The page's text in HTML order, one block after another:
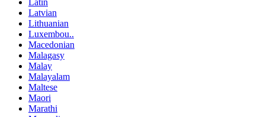
Latin
Latvian
Lithuanian
Luxembou..
Macedonian
Malagasy
Malay
Malayalam
Maltese
Maori
Marathi